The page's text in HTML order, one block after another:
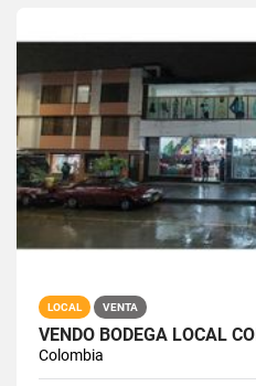
LOCAL VENTA
VENDO BODEGA LOCAL
Colombia